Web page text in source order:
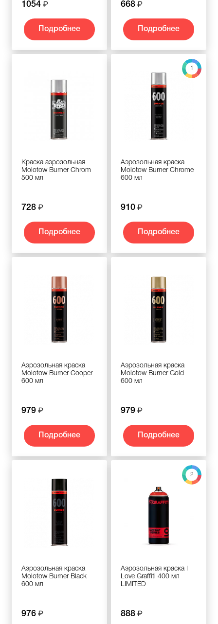
1054
Подробнее
668
Подробнее
Краска аэрозольная
Molotow Burner Chrom
500 мл
728
Подробнее
1
Аэрозольная краска
Molotow Burner Chromе
600 мл
910
Подробнее
Аэрозольная краска
Molotow Burner Cooper
600 мл
979
Подробнее
Аэрозольная краска
Molotow Burner Gold
600 мл
979
Подробнее
Аэрозольная краска
Molotow Burner Black
600 мл
976
2
Аэрозольная краска I
Love Graffiti 400 мл
LIMITED
888